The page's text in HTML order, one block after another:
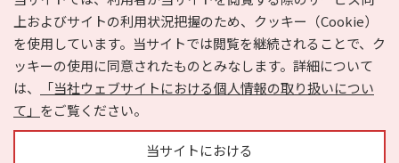
上およびサイトの利用状況把握のため、クッキー（Cookie）
を使用しています。当サイトでは閲覧を継続されることで、ク
ッキーの使用に同意されたものとみなします。詳細について
は、
「当社ウェブサイトにおける個人情報の取り扱いについ
て」 をご覧ください。
当サイトにおける
e-NAVITA（イーナビタ）とは？ お気に入り
ヘルプ
利用規約
個人情報の取り扱いについて
運営会社
サイトマップ
広告掲載に関するお問い合わせ